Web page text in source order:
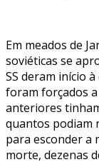
Em meados de
soviéticas se
SS deram início
foram forçados
anteriores
quantos podiam
para esconder a
morte, dezenas